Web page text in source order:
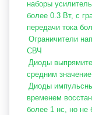
наборы
более 0.3 Вт, с
передачи тока
Ограничители
СВЧ
Диоды
средним
Диоды
временем
более 1 нс, но не